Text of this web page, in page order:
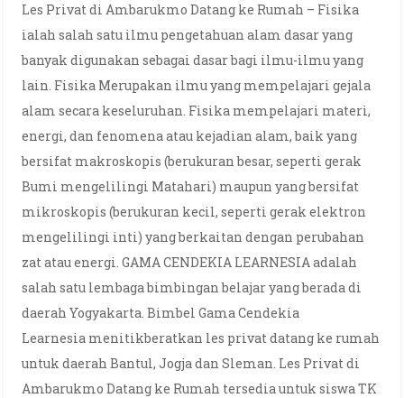
Les Privat di Ambarukmo Datang ke Rumah – Fisika
ialah salah satu ilmu pengetahuan alam dasar yang
banyak digunakan sebagai dasar bagi ilmu-ilmu yang
lain. Fisika Merupakan ilmu yang mempelajari gejala
alam secara keseluruhan. Fisika mempelajari materi,
energi, dan fenomena atau kejadian alam, baik yang
bersifat makroskopis (berukuran besar, seperti gerak
Bumi mengelilingi Matahari) maupun yang bersifat
mikroskopis (berukuran kecil, seperti gerak elektron
mengelilingi inti) yang berkaitan dengan perubahan
zat atau energi. GAMA CENDEKIA LEARNESIA adalah
salah satu lembaga bimbingan belajar yang berada di
daerah Yogyakarta. Bimbel Gama Cendekia
Learnesia menitikberatkan les privat datang ke rumah
untuk daerah Bantul, Jogja dan Sleman. Les Privat di
Ambarukmo Datang ke Rumah tersedia untuk siswa TK